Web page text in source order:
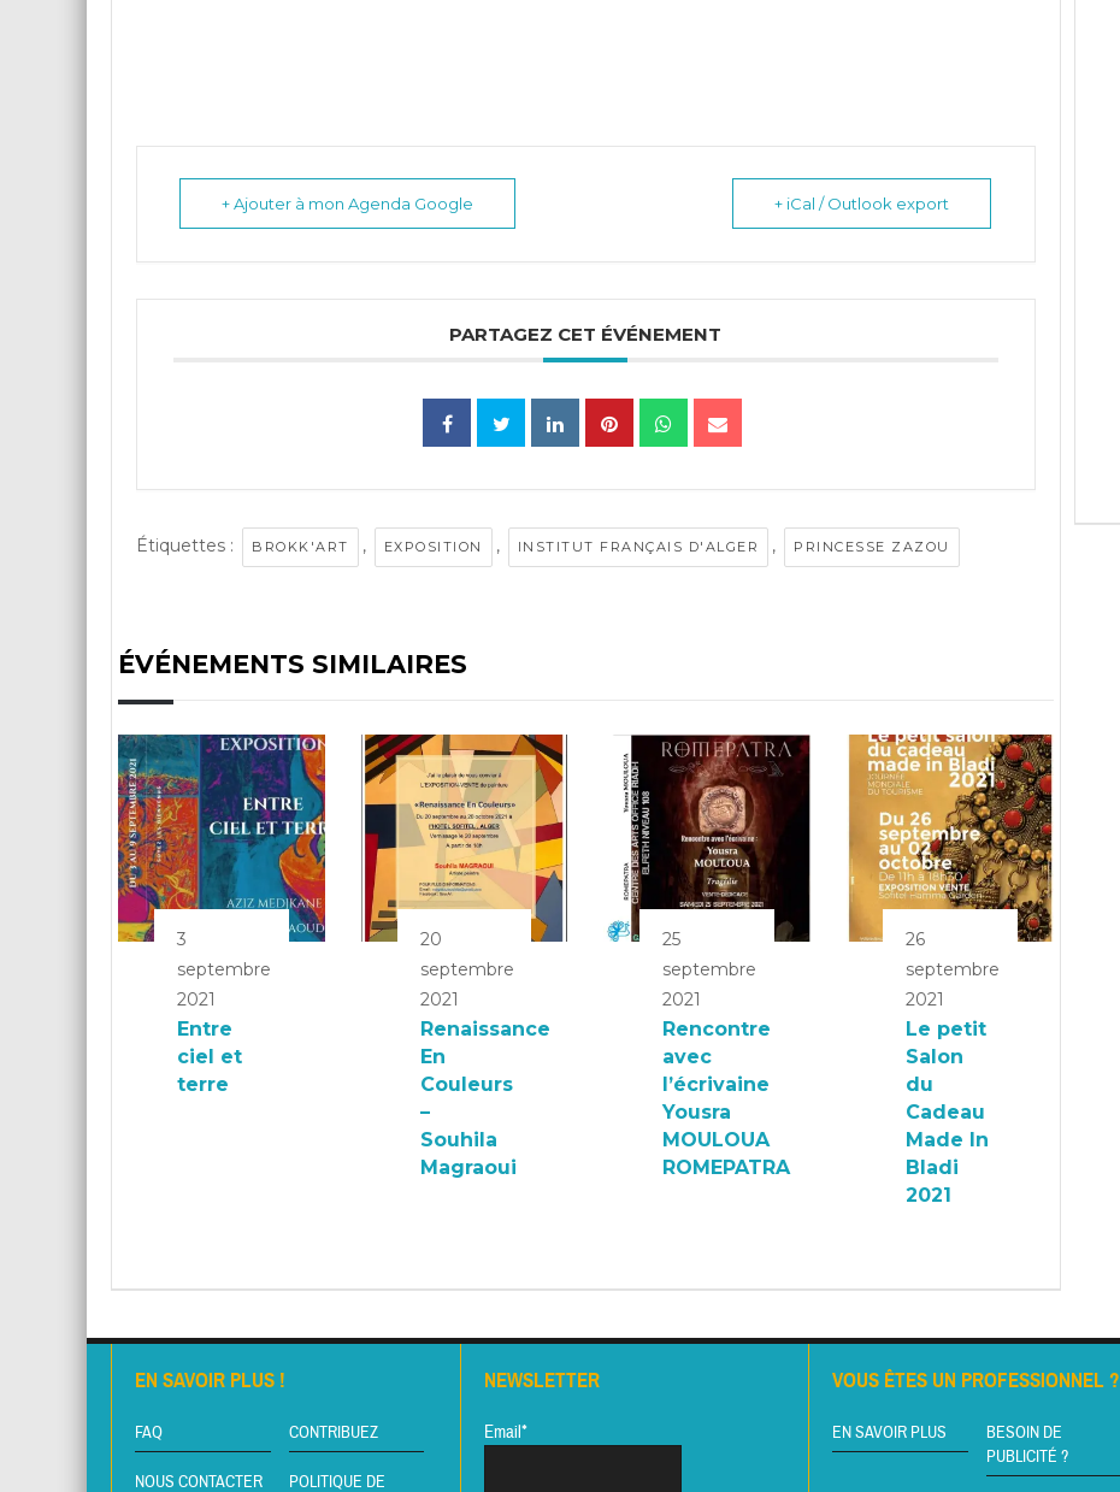
+ Ajouter à mon Agenda Google + iCal / Outlook export
PARTAGEZ CET ÉVÉNEMENT
Étiquettes : BROKK'ART , EXPOSITION , INSTITUT FRANÇAIS D'ALGER , PRINCESSE ZAZOU
ÉVÉNEMENTS SIMILAIRES
3
septembre
2021
Entre
ciel et
terre
20
septembre
2021
Renaissance
En
Couleurs
–
Souhila
Magraoui
25
septembre
2021
Rencontre
avec
l’écrivaine
Yousra
MOULOUA
ROMEPATRA
26
septembre
2021
Le petit
Salon
du
Cadeau
Made In
Bladi
2021
EN SAVOIR PLUS !
FAQ CONTRIBUEZ
NOUS CONTACTER POLITIQUE DE
NEWSLETTER
Email*
VOUS ÊTES UN PROFESSIONNEL ?
EN SAVOIR PLUS
BESOIN DE
PUBLICITÉ ?